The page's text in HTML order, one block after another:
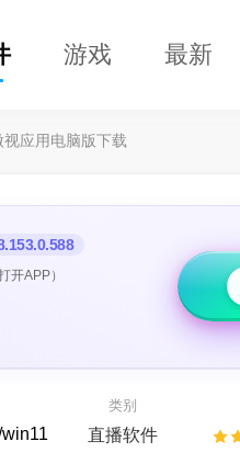
游戏 最新
视应用电脑版下载
开APP）
类别
直播软件